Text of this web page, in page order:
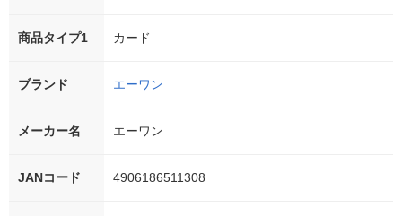
商品タイプ1 カード
ブランド エーワン
メーカー名 エーワン
JANコード 4906186511308